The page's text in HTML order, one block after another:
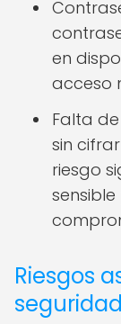
en
acceso
Falta
sin
riesgo
Riesgos